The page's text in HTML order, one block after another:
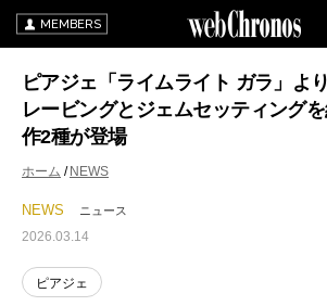
MEMBERS
ピアジェ「ライムライト ガラ」よ
レービングとジェムセッティング
作2種が登場
ホーム NEWS
NEWS ニュース
2026.03.14
ピアジェ